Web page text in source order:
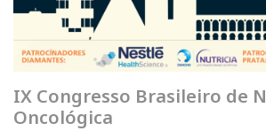
IX Congresso Brasileiro de
Oncológica